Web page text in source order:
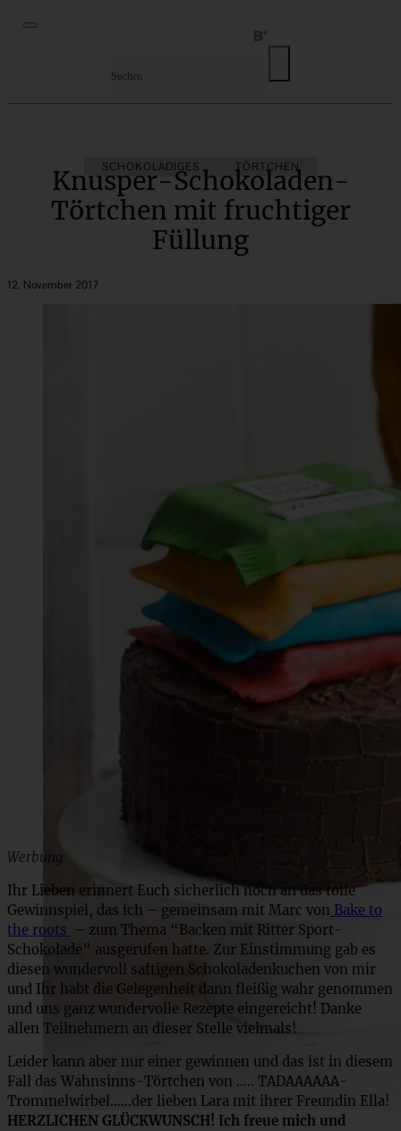
SCHOKOLADIGES TÖRTCHEN
Knusper-Schokoladen-
Törtchen mit fruchtiger
Füllung
12. November 2017
Werbung
Ihr Lieben erinnert Euch sicherlich noch an das tolle
Gewinnspiel, das ich – gemeinsam mit Marc von Bake to
the roots – zum Thema “Backen mit Ritter Sport-
Schokolade” ausgerufen hatte. Zur Einstimmung gab es
diesen wundervoll saftigen Schokoladenkuchen von mir
und Ihr habt die Gelegenheit dann fleißig wahr genommen
und uns ganz wundervolle Rezepte eingereicht! Danke
allen Teilnehmern an dieser Stelle vielmals!
Leider kann aber nur einer gewinnen und das ist in diesem
Fall das Wahnsinns-Törtchen von ….. TADAAAAAA-
Trommelwirbel……der lieben Lara mit ihrer Freundin Ella!
HERZLICHEN GLÜCKWUNSCH! Ich freue mich und